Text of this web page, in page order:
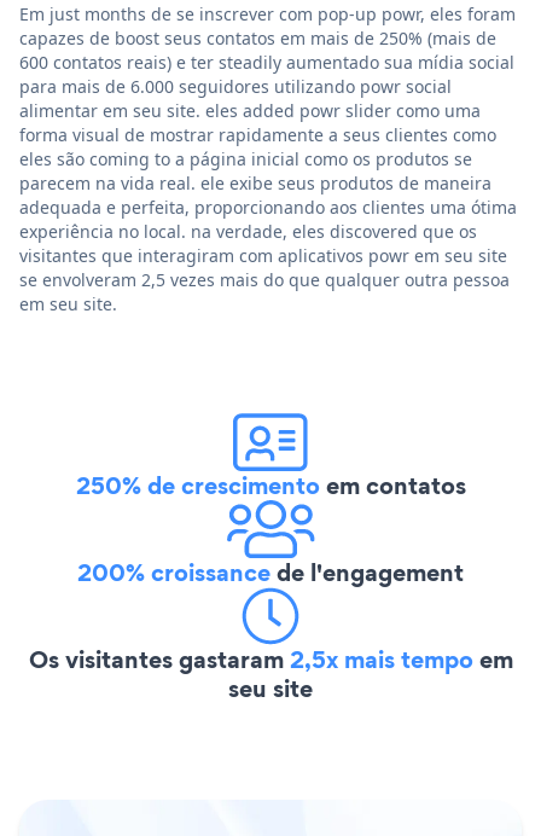
Em just months de se inscrever com pop-up powr, eles foram
capazes de boost seus contatos em mais de 250% (mais de
600 contatos reais) e ter steadily aumentado sua mídia social
para mais de 6.000 seguidores utilizando powr social
alimentar em seu site. eles added powr slider como uma
forma visual de mostrar rapidamente a seus clientes como
eles são coming to a página inicial como os produtos se
parecem na vida real. ele exibe seus produtos de maneira
adequada e perfeita, proporcionando aos clientes uma ótima
experiência no local. na verdade, eles discovered que os
visitantes que interagiram com aplicativos powr em seu site
se envolveram 2,5 vezes mais do que qualquer outra pessoa
em seu site.
250% de crescimentoem contatos
200% croissancede l'engagement
Os visitantes gastaram2,5x mais tempoem
seu site